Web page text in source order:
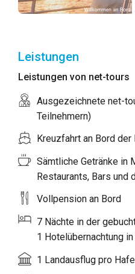
Leistungen
Leistungen von net-tours
Ausgezeichnete net-
Teilnehmern)
Kreuzfahrt an Bord
Sämtliche Getränke in
Restaurants, Bars und
Vollpension an Bord
7 Nächte in der
1 Hotelübernachtung
1 Landausflug pro